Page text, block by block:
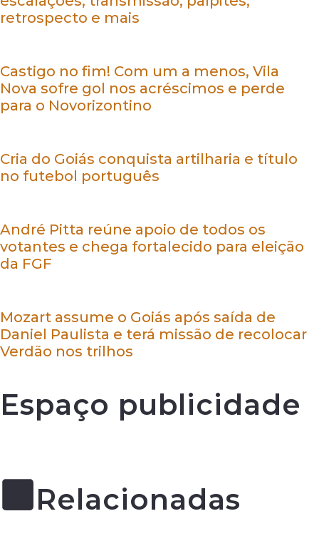
retrospecto e mais
Castigo no fim! Com um a menos, Vila
Nova sofre gol nos acréscimos e perde
para o Novorizontino
Cria do Goiás conquista artilharia e título
no futebol português
André Pitta reúne apoio de todos os
votantes e chega fortalecido para eleição
da FGF
Mozart assume o Goiás após saída de
Daniel Paulista e terá missão de recolocar
Verdão nos trilhos
Espaço publicidade
Relacionadas